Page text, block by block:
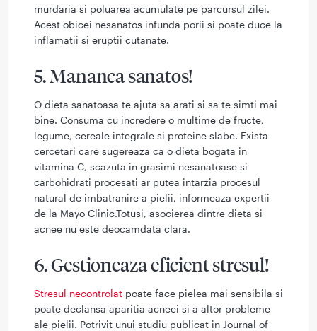
murdaria si poluarea acumulate pe parcursul zilei.
Acest obicei nesanatos infunda porii si poate duce la
inflamatii si eruptii cutanate.
5. Mananca sanatos!
O dieta sanatoasa te ajuta sa arati si sa te simti mai
bine. Consuma cu incredere o multime de fructe,
legume, cereale integrale si proteine slabe. Exista
cercetari care sugereaza ca o dieta bogata in
vitamina C, scazuta in grasimi nesanatoase si
carbohidrati procesati ar putea intarzia procesul
natural de imbatranire a pielii, informeaza expertii
de la Mayo Clinic.Totusi, asocierea dintre dieta si
acnee nu este deocamdata clara.
6. Gestioneaza eficient stresul!
Stresul necontrolat poate face pielea mai sensibila si
poate declansa aparitia acneei si a altor probleme
ale pielii. Potrivit unui studiu publicat in Journal of